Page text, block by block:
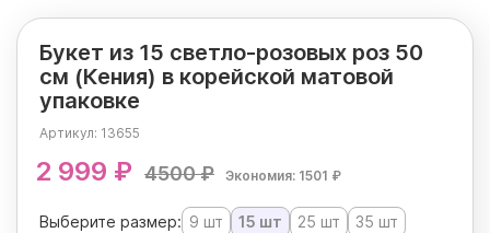
Букет из 15 светло-розовых роз 50
см (Кения) в корейской матовой
упаковке
Артикул: 13655
2 999 ₽ 4500 ₽ Экономия: 1501 ₽
Выберите размер: 9 шт 15 шт 25 шт
35 шт